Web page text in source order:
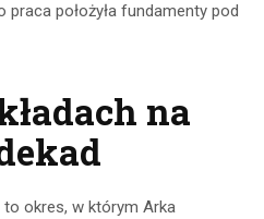
położyła fundamenty pod
na
to okres, w którym Arka